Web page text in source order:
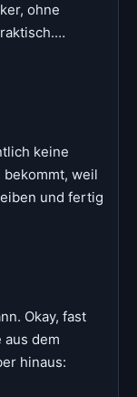
ohne
für
mehr
keine
weil
und fertig
Okay, fast
dem
hinaus: